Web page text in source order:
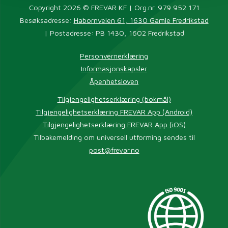
Copyright 2026 © FREVAR KF | Org.nr. 979 952 171
Besøksadresse: Habornveien 61, 1630 Gamle Fredrikstad
| Postadresse: PB 1430, 1602 Fredrikstad
Personvernerklæring
Informasjonskapsler
Åpenhetsloven
Tilgjengelighetserklæring (bokmål)
Tilgjengelighetserklæring FREVAR App (Android)
Tilgjengelighetserklæring FREVAR App (iOS)
Tilbakemelding om universell utforming sendes til
post@frevar.no